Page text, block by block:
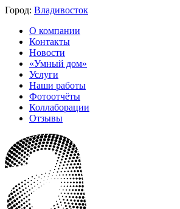
Город: Владивосток
О компании
Контакты
Новости
«Умный дом»
Услуги
Наши работы
Фотоотчёты
Коллаборации
Отзывы